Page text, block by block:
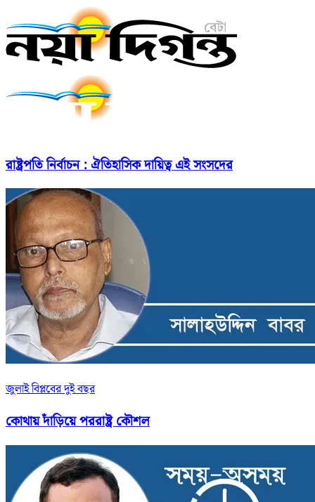
রাষ্ট্রপতি নির্বাচন : ঐতিহাসিক দায়িত্ব এই সংসদের
জুলাই বিপ্লবের দুই বছর
কোথায় দাঁড়িয়ে পররাষ্ট্র কৌশল